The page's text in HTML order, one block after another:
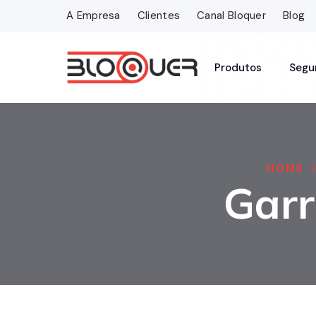
A Empresa Clientes Canal Bloquer Blog
Produtos
HOME